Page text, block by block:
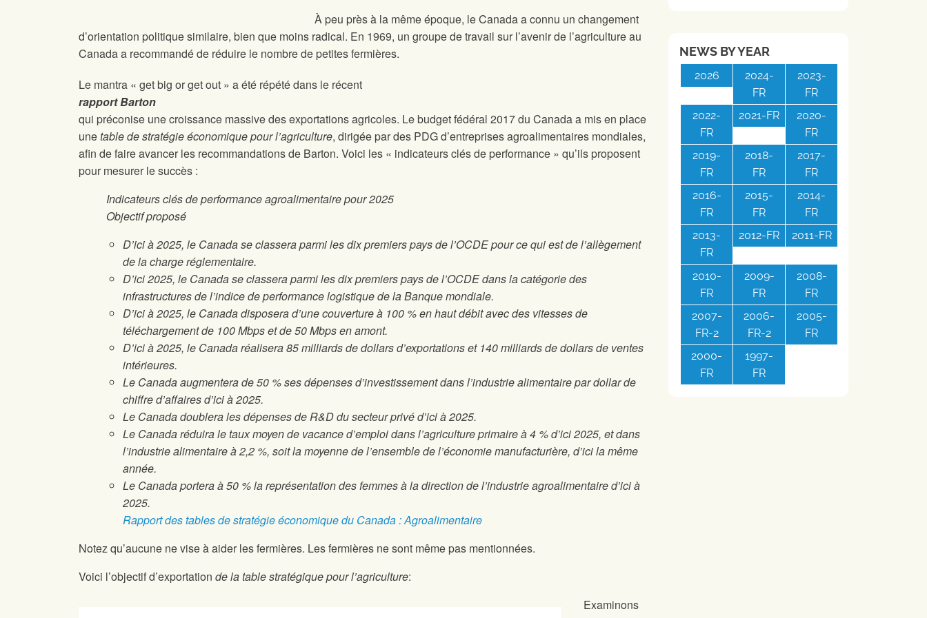
À peu près à la même époque, le Canada a connu un changement
d’orientation politique similaire, bien que moins radical. En 1969, un groupe de travail sur l’avenir de l’agriculture au
Canada a recommandé de réduire le nombre de petites fermières.
Le mantra « get big or get out » a été répété dans le récent
rapport Barton
qui préconise une croissance massive des exportations agricoles. Le budget fédéral 2017 du Canada a mis en place
unetable de stratégie économique pour l’agriculture, dirigée par des PDG d’entreprises agroalimentaires mondiales,
afin de faire avancer les recommandations de Barton. Voici les « indicateurs clés de performance » qu’ils proposent
pour mesurer le succès :
Indicateurs clés de performance agroalimentaire pour 2025
Objectif proposé
D’ici à 2025, le Canada se classera parmi les dix premiers pays de l’OCDE pour ce qui est de l’allègement
de la charge réglementaire.
D’ici 2025, le Canada se classera parmi les dix premiers pays de l’OCDE dans la catégorie des
infrastructures de l’indice de performance logistique de la Banque mondiale.
D’ici à 2025, le Canada disposera d’une couverture à 100 % en haut débit avec des vitesses de
téléchargement de 100 Mbps et de 50 Mbps en amont.
D’ici à 2025, le Canada réalisera 85 milliards de dollars d’exportations et 140 milliards de dollars de ventes
intérieures.
Le Canada augmentera de 50 % ses dépenses d’investissement dans l’industrie alimentaire par dollar de
chiffre d’affaires d’ici à 2025.
Le Canada doublera les dépenses de R&D du secteur privé d’ici à 2025.
Le Canada réduira le taux moyen de vacance d’emploi dans l’agriculture primaire à 4 % d’ici 2025, et dans
l’industrie alimentaire à 2,2 %, soit la moyenne de l’ensemble de l’économie manufacturière, d’ici la même
année.
Le Canada portera à 50 % la représentation des femmes à la direction de l’industrie agroalimentaire d’ici à
2025.
Rapport des tables de stratégie économique du Canada : Agroalimentaire
Notez qu’aucune ne vise à aider les fermières. Les fermières ne sont même pas mentionnées.
Voici l’objectif d’exportation de la table stratégique pour l’agriculture:
Examinons
NEWS BY YEAR
2026
2024-
FR
2023-
FR
2022-
FR
2021-FR
2020-
FR
2019-
FR
2018-
FR
2017-
FR
2016-
FR
2015-
FR
2014-
FR
2013-
FR
2012-FR 2011-FR
2010-
FR
2009-
FR
2008-
FR
2007-
FR-2
2006-
FR-2
2005-
FR
2000-
FR
1997-
FR